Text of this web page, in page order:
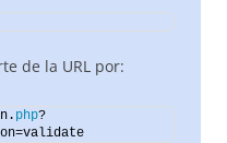
de la URL por:
php?